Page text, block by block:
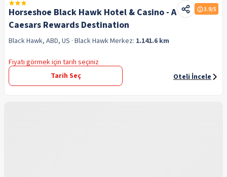
Horseshoe Black Hawk Hotel & Casino - A
Caesars Rewards Destination
3.9/5
Black Hawk, ABD, US · Black HawkMerkez: 1.141.6 km
Fiyatı görmek için tarih seçiniz
Tarih Seç
Oteli İncele